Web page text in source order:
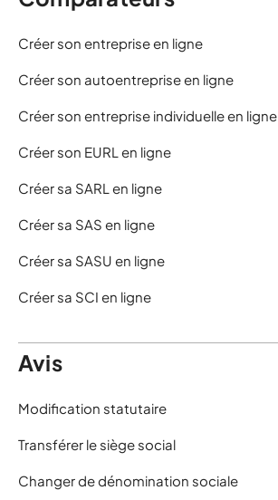
Créer son entreprise en ligne
Créer son autoentreprise en ligne
Créer son entreprise individuelle en ligne
Créer son EURL en ligne
Créer sa SARL en ligne
Créer sa SAS en ligne
Créer sa SASU en ligne
Créer sa SCI en ligne
Avis
Modification statutaire
Transférer le siège social
Changer de dénomination sociale